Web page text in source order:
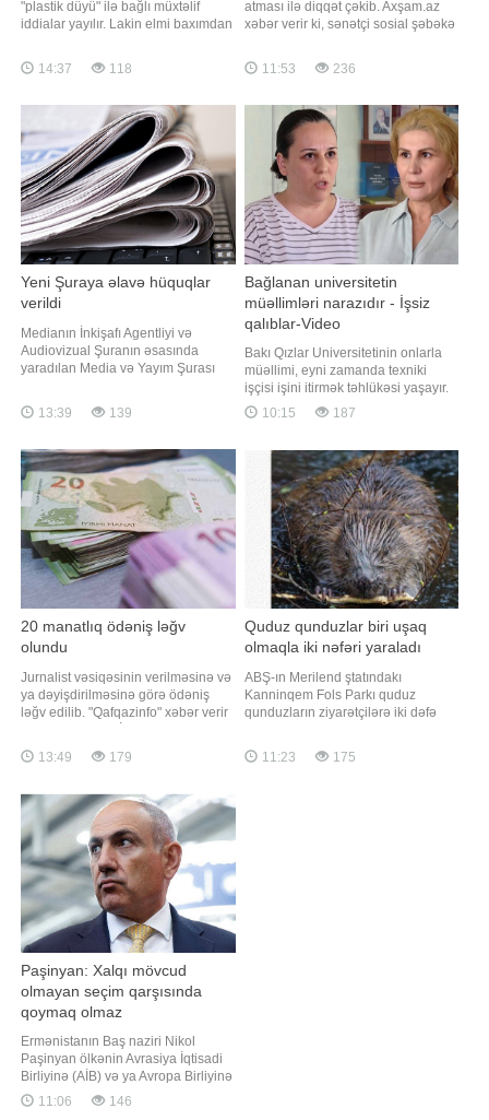
"plastik düyü" ilə bağlı müxtəlif
iddialar yayılır. Lakin elmi baxımdan
Ümumiyyətlə, düyünün plastikdən
hazırlanması həm iqtisadi, həm də
Plastik qranulların istehsalı təbii
düyünün becərilməsi v
14:37 118
atması ilə diqqət çəkib. Axşam.az
xəbər verir ki, sənətçi sosial şəbəkə
ilə bölüşüb. Paylaşımlarda onun
nəzərəçarpacaq dərəcədə
Pərvin bir neçə gün əvvəl də yeni
görünüşünü nümayiş etdirərək bu
nəticən
11:53 236
Yeni Şuraya əlavə hüquqlar
verildi
Medianın İnkişafı Agentliyi və
Audiovizual Şuranın əsasında
yaradılan Media və Yayım Şurası
sahəsində səlahiyyətli dövlət orqanı
olacaq. "Qafqazinfo" xəbər verir ki,
Fərman imzalayıb. Fərmana
əsasən, Media və Yayım Şurasına
əlav
13:39 139
Bağlanan universitetin
müəllimləri narazıdır - İşsiz
qalıblar-Video
Bakı Qızlar Universitetinin onlarla
müəllimi, eyni zamanda texniki
işçisi işini itirmək təhlükəsi yaşayır.
"Qafqazinfo" -a istinadən xəbər verir
ki, universitetdə oxuyan tələbələrin
köçürülməsi haqda qərar verilib,
lakin qərar bir çox müəllimlərə,
eləcə də texnik
10:15 187
20 manatlıq ödəniş ləğv
olundu
Jurnalist vəsiqəsinin verilməsinə və
ya dəyişdirilməsinə görə ödəniş
ləğv edilib. "Qafqazinfo" xəbər verir
tətbiqi barədə Fərman imzaladığı
"Media haqqında" qanuna
edək ki, jurnalist vəsiqəsinin
verilməsinə və dəyişdirilməsin
13:49 179
Quduz qunduzlar biri uşaq
olmaqla iki nəfəri yaraladı
ABŞ-ın Merilend ştatındakı
Kanninqem Fols Parkı quduz
qunduzların ziyarətçilərə iki dəfə
bağlanıb. xəbər verir ki, bu barədə
RİA Novosti yerli hakimiyyət
11:23 175
Paşinyan: Xalqı mövcud
olmayan seçim qarşısında
qoymaq olmaz
Ermənistanın Baş naziri Nikol
Paşinyan ölkənin Avrasiya İqtisadi
Birliyinə (AİB) və ya Avropa Birliyinə
(AB) üzvlüyü ilə bağlı referendum
keçirilməsinin nəzərdə tutulmadığını
11:06 146